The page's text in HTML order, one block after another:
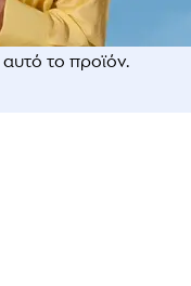
το προϊόν.